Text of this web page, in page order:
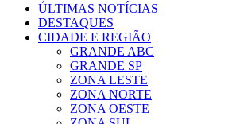
ÚLTIMAS NOTÍCIAS
DESTAQUES
CIDADE E REGIÃO
GRANDE ABC
GRANDE SP
ZONA LESTE
ZONA NORTE
ZONA OESTE